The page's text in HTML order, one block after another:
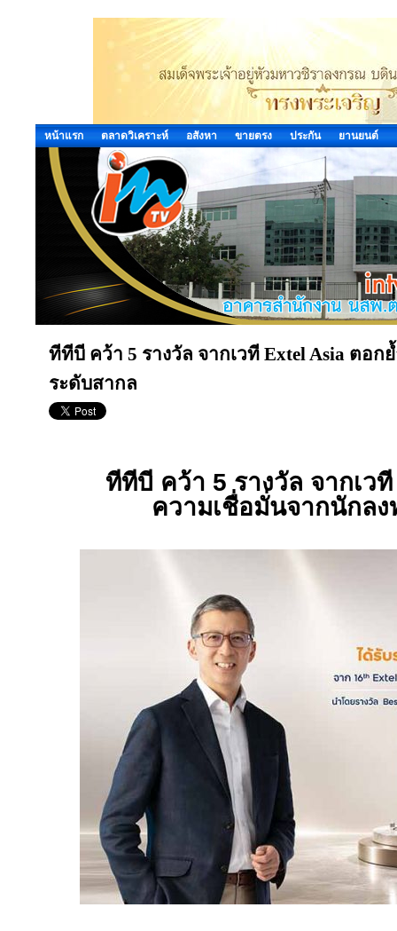
หน้าแรก ตลาดวิเคราะห์ อสังหา ขายตรง ประกัน ยานยนต์
ทีทีบี คว้า 5 รางวัล จากเวที Extel Asia ตอ
ระดับสากล
ทีทีบี คว้า 5 รางวัล จากเว
ความเชื่อมั่นจากนักล